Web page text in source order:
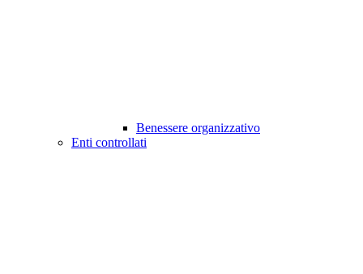
Benessere organizzativo
Enti controllati